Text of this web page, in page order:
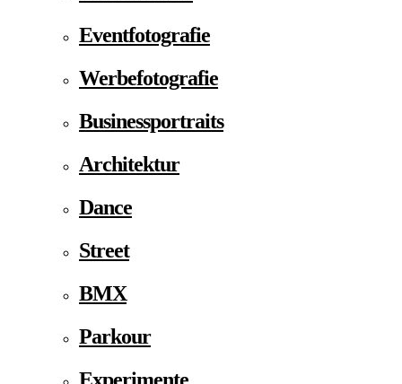
Eventfotografie
Werbefotografie
Businessportraits
Architektur
Dance
Street
BMX
Parkour